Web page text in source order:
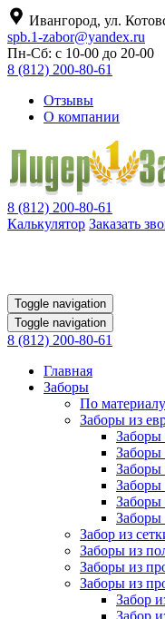
Ивангород, ул.
spb.1-zabor@yandex.ru
Пн-Сб: с 10-00 до 20-00
8 (812) 200-80-61
Отзывы
О компании
8 (812) 200-80-61
Калькулятор Заказать
Toggle navigation
Toggle navigation
8 (812) 200-80-61
Главная
Заборы
По материалу
Заборы из
Заборы
Заборы
Заборы
Заборы
Заборы
Заборы
Забор из
Заборы из
Заборы из
Заборы из
Забор
Забор